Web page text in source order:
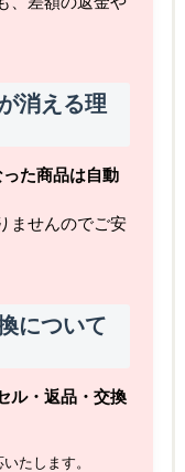
消える理
た商品は自動
ませんのでご安
について
ル・返品・交換
たします。